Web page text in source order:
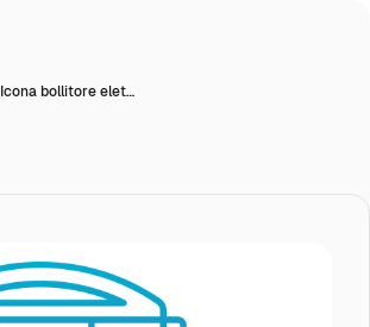
Icona bollitore elet…